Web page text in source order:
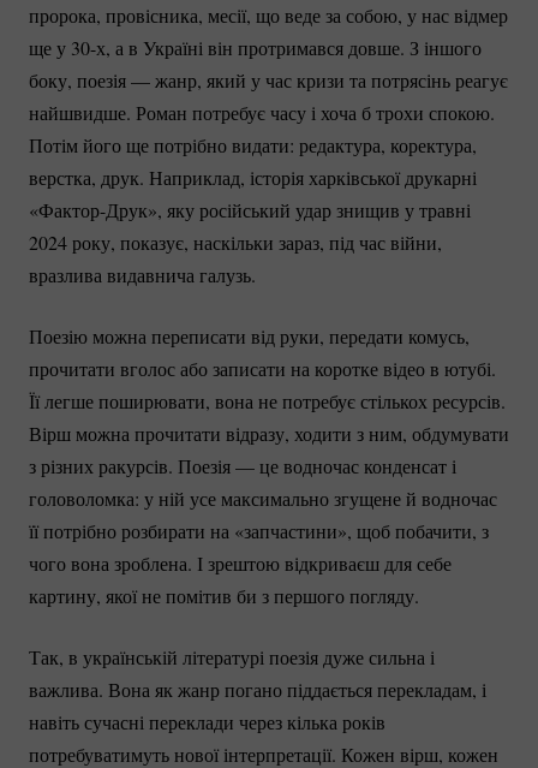
пророка, провісника, месії, що веде за собою, у нас відмер
ще у 30-х, а в Україні він протримався довше. З іншого
боку, поезія — жанр, який у час кризи та потрясінь реагує
найшвидше. Роман потребує часу і хоча б трохи спокою.
Потім його ще потрібно видати: редактура, коректура,
верстка, друк. Наприклад, історія харківської друкарні
«Фактор-Друк», яку російський удар знищив у травні
2024 року, показує, наскільки зараз, під час війни,
вразлива видавнича галузь.
Поезію можна переписати від руки, передати комусь,
прочитати вголос або записати на коротке відео в ютубі.
Її легше поширювати, вона не потребує стількох ресурсів.
Вірш можна прочитати відразу, ходити з ним, обдумувати
з різних ракурсів. Поезія — це водночас конденсат і
головоломка: у ній усе максимально згущене й водночас
її потрібно розбирати на «запчастини», щоб побачити, з
чого вона зроблена. І зрештою відкриваєш для себе
картину, якої не помітив би з першого погляду.
Так, в українській літературі поезія дуже сильна і
важлива. Вона як жанр погано піддається перекладам, і
навіть сучасні переклади через кілька років
потребуватимуть нової інтерпретації. Кожен вірш, кожен